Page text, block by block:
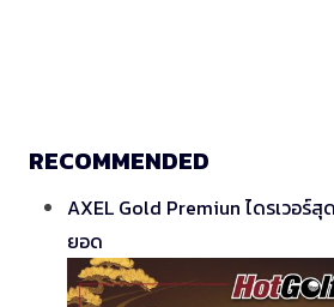
RECOMMENDED
AXEL Gold Premiun ไดรเวอร์สุ
ยอด